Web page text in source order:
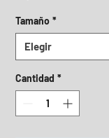
Tamaño *
Elegir
Cantidad *